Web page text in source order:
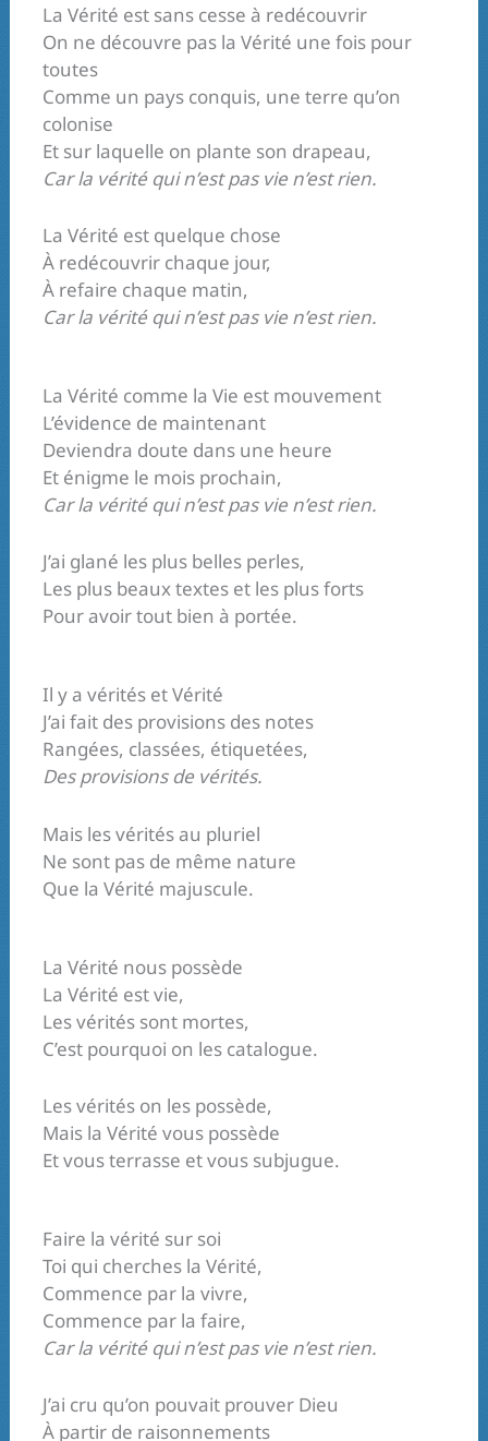
La Vérité est sans cesse à redécouvrir
On ne découvre pas la Vérité une fois pour
toutes
Comme un pays conquis, une terre qu’on
colonise
Et sur laquelle on plante son drapeau,
Car la vérité qui n’est pas vie n’est rien.
La Vérité est quelque chose
À redécouvrir chaque jour,
À refaire chaque matin,
Car la vérité qui n’est pas vie n’est rien.
La Vérité comme la Vie est mouvement
L’évidence de maintenant
Deviendra doute dans une heure
Et énigme le mois prochain,
Car la vérité qui n’est pas vie n’est rien.
J’ai glané les plus belles perles,
Les plus beaux textes et les plus forts
Pour avoir tout bien à portée.
Il y a vérités et Vérité
J’ai fait des provisions des notes
Rangées, classées, étiquetées,
Des provisions de vérités.
Mais les vérités au pluriel
Ne sont pas de même nature
Que la Vérité majuscule.
La Vérité nous possède
La Vérité est vie,
Les vérités sont mortes,
C’est pourquoi on les catalogue.
Les vérités on les possède,
Mais la Vérité vous possède
Et vous terrasse et vous subjugue.
Faire la vérité sur soi
Toi qui cherches la Vérité,
Commence par la vivre,
Commence par la faire,
Car la vérité qui n’est pas vie n’est rien.
J’ai cru qu’on pouvait prouver Dieu
À partir de raisonnements